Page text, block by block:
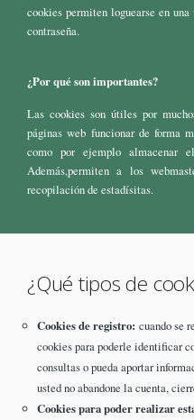
cookies permiten loguearse en
contraseña.
¿Por qué son importantes?
Las cookies son útiles por
páginas web funcionar de forma
como por ejemplo
Además,permiten a los
recopilación de estadísitas.
¿Qué tipos de
Cookies de registro: cuando se
cookies para poderle identificar
consultas o pueda aportar
usted no abandone la cuenta,
Cookies para poder realizar